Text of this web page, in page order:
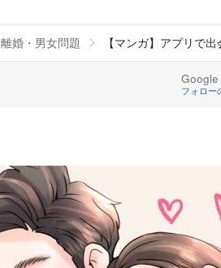
離婚・男女問題 【マンガ】アプリで
フォロー